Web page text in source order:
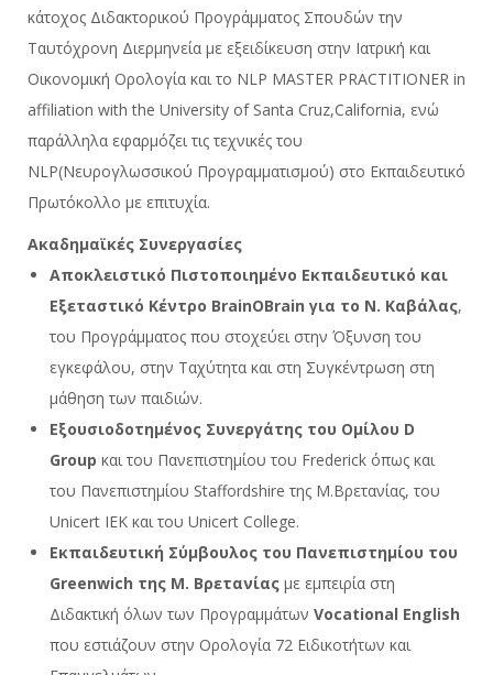
κάτοχος Διδακτορικού Προγράμματος Σπουδών την
Ταυτόχρονη Διερμηνεία με εξειδίκευση στην Ιατρική και
Οικονομική Ορολογία και το NLP MASTER PRACTITIONER in
affiliation with the University of Santa Cruz,California, ενώ
παράλληλα εφαρμόζει τις τεχνικές του
NLP(Νευρογλωσσικού Προγραμματισμού) στο Εκπαιδευτικό
Πρωτόκολλο με επιτυχία.
Ακαδημαϊκές Συνεργασίες
Αποκλειστικό Πιστοποιημένο Εκπαιδευτικό και
Εξεταστικό Κέντρο BrainOBrain για το Ν. Καβάλας,
του Προγράμματος που στοχεύει στην Όξυνση του
εγκεφάλου, στην Ταχύτητα και στη Συγκέντρωση στη
μάθηση των παιδιών.
Εξουσιοδοτημένος Συνεργάτης του Ομίλου D
Group και του Πανεπιστημίου του Frederick όπως και
του Πανεπιστημίου Staffordshire της Μ.Βρετανίας, του
Unicert IEK και του Unicert College.
Εκπαιδευτική Σύμβουλος του Πανεπιστημίου του
Greenwich της Μ. Βρετανίας με εμπειρία στη
Διδακτική όλων των Προγραμμάτων Vocational English
που εστιάζουν στην Ορολογία 72 Ειδικοτήτων και